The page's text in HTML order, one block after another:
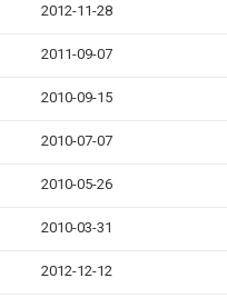
2012-11-28
2011-09-07
2010-09-15
2010-07-07
2010-05-26
2010-03-31
2012-12-12